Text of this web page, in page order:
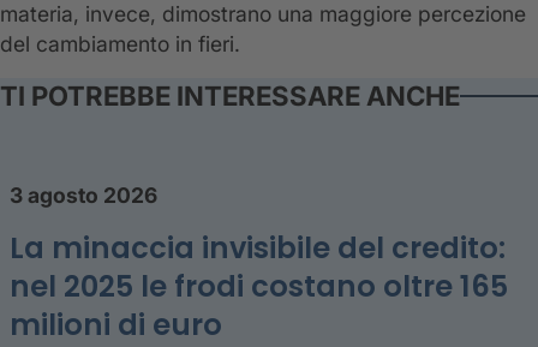
materia, invece, dimostrano una maggiore percezione
del cambiamento in fieri.
TI POTREBBE INTERESSARE ANCHE
3 agosto 2026
La minaccia invisibile del credito:
nel 2025 le frodi costano oltre 165
milioni di euro